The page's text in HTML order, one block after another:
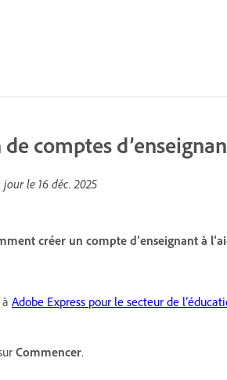
comptes
jour le 16 déc. 2025
créer un compte d’enseignant à
Adobe Express pour le secteur de
Commencer.